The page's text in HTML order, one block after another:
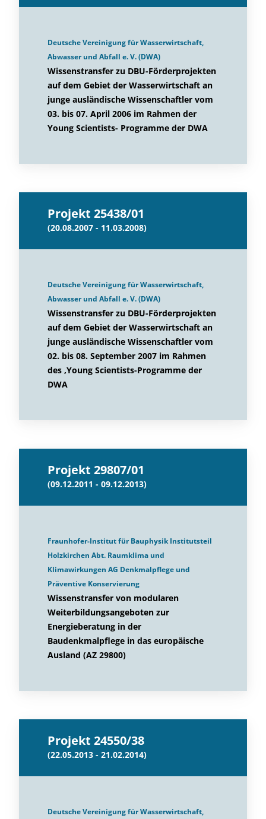
Deutsche Vereinigung für Wasserwirtschaft,
Abwasser und Abfall e. V. (DWA)
Wissenstransfer zu DBU-Förderprojekten
auf dem Gebiet der Wasserwirtschaft an
junge ausländische Wissenschaftler vom
03. bis 07. April 2006 im Rahmen der
Young Scientists- Programme der DWA
Projekt 25438/01
(20.08.2007 - 11.03.2008)
Deutsche Vereinigung für Wasserwirtschaft,
Abwasser und Abfall e. V. (DWA)
Wissenstransfer zu DBU-Förderprojekten
auf dem Gebiet der Wasserwirtschaft an
junge ausländische Wissenschaftler vom
02. bis 08. September 2007 im Rahmen
des ‚Young Scientists-Programme der
DWA
Projekt 29807/01
(09.12.2011 - 09.12.2013)
Fraunhofer-Institut für Bauphysik Institutsteil
Holzkirchen Abt. Raumklima und
Klimawirkungen AG Denkmalpflege und
Präventive Konservierung
Wissenstransfer von modularen
Weiterbildungsangeboten zur
Energieberatung in der
Baudenkmalpflege in das europäische
Ausland (AZ 29800)
Projekt 24550/38
(22.05.2013 - 21.02.2014)
Deutsche Vereinigung für Wasserwirtschaft,